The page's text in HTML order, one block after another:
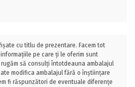
cu titlu de prezentare. Facem tot
pe care ți le oferim sunt
să consulți întotdeauna ambalajul
modifica ambalajul fără o înștiințare
fi răspunzători de eventuale diferențe